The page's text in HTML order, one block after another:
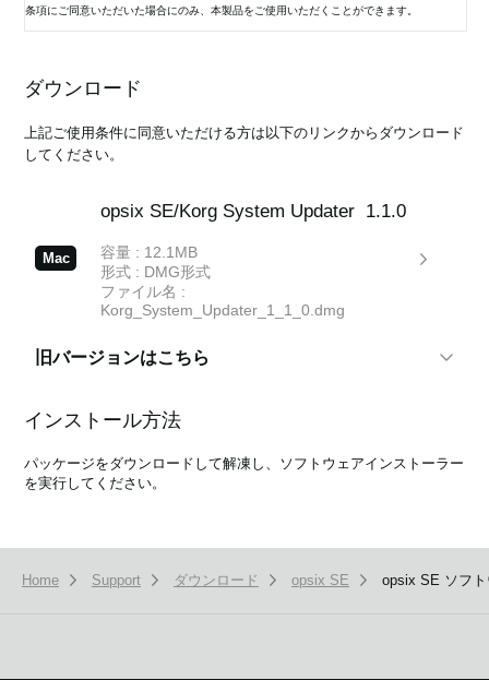
条項にご同意いただいた場合にのみ、本製品をご使用いただくことができます。
みの上、ご使用ください。
ご同意いただけない場合は、未使用のまま速やかに（14日以内に）本製品をご返却くださ
い。
弊社はお客様に対し、本ソフトウェアを構成するプログラム、データ・ファイル、および
諾プログラム」と言います）をお客様ご自身がお一人で一時に一台の、お客様の管理の下
にあるコンピューターまたは関連する弊社の製品の一方かその双方においてのみ、非独占
的に使用する権利を許諾します。
ト・コードのみを意味します。
メディアで提供されたものも、インターネットやその他の方法でダウンロードされたもの
弊社は、許諾プログラムや本使用条件項目7で規定しているサポート・サービス（以下
許諾プログラムは著作権で保護された情報を含んでいますので、その保護のため、お客様
が許諾プログラムを逆コンパイル、逆アセンブル、リバース・エンジニアリング、または
ダウンロード
上記ご使用条件に同意いただける方は以下のリンクからダウンロード
してください。
Mac
opsix SE/Korg System Updater 1.1.0
容量 : 12.1MB
形式 : DMG形式
ファイル名 :
Korg_System_Updater_1_1_0.dmg
旧バージョンはこちら
opsix SE/Korg System Updater
容量 : 12.1MB
ファイル名 :
Korg_System_Updater_1_0_8.dmg
容量 : 15.9MB
ファイル名 :
インストール方法
パッケージをダウンロードして解凍し、ソフトウェアインストーラー
を実行してください。
Home Support ダウンロード opsix SE opsix SE ソフ